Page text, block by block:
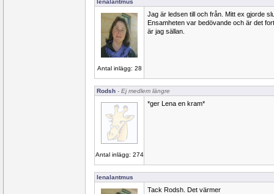
lenalantmus
Antal inlägg: 28
Jag är ledsen till och från. Mitt ex gjorde
Ensamheten var bedövande och är det
är jag sällan.
Rodsh - Ej medlem längre
Antal inlägg: 274
*ger Lena en kram*
lenalantmus
Tack Rodsh. Det värmer